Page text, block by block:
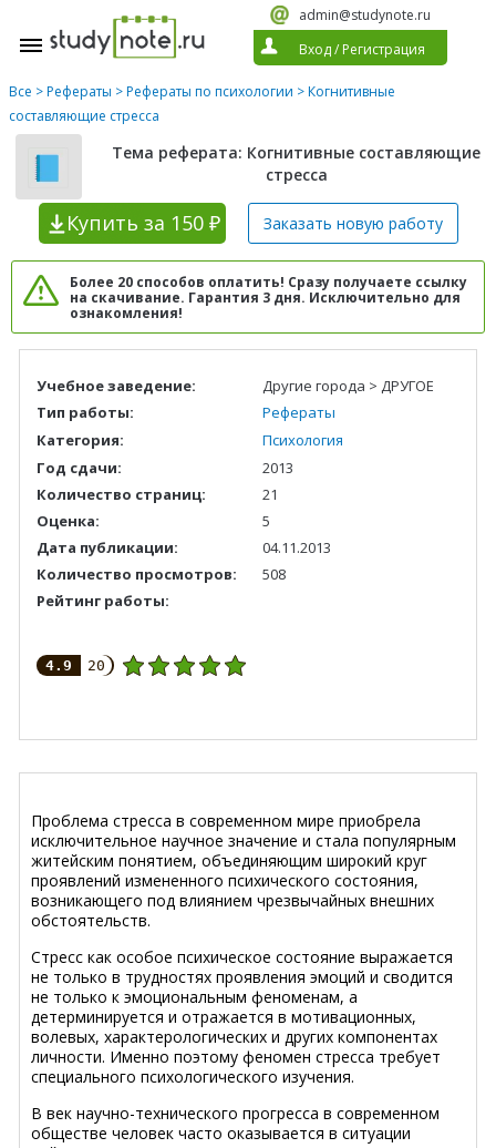
admin@studynote.ru
Вход/ Регистрация
Все >Рефераты >Рефераты по психологии > Когнитивные
составляющие стресса
Тема реферата: Когнитивные составляющие
стресса
Купить за 150 ₽ Заказать новую работу
Более 20 способов оплатить! Сразу получаете ссылку
на скачивание. Гарантия 3 дня. Исключительно для
ознакомления!
Учебное заведение:
Другие города > ДРУГОЕ
Тип работы:
Рефераты
Категория:
Психология
Год сдачи:
2013
Количество страниц:
21
Оценка:
5
Дата публикации:
04.11.2013
Количество просмотров:
508
Рейтинг работы:
4.9 20
Проблема стресса в современном мире приобрела
исключительное научное значение и стала популярным
житейским понятием, объединяющим широкий круг
проявлений измененного психического состояния,
возникающего под влиянием чрезвычайных внешних
обстоятельств.
Стресс как особое психическое состояние выражается
не только в трудностях проявления эмоций и сводится
не только к эмоциональным феноменам, а
детерминируется и отражается в мотивационных,
волевых, характерологических и других компонентах
личности. Именно поэтому феномен стресса требует
специального психологического изучения.
В век научно-технического прогресса в современном
обществе человек часто оказывается в ситуации